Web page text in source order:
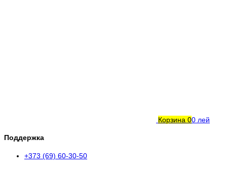
Корзина 00 лей
Поддержка
+373 (69) 60-30-50